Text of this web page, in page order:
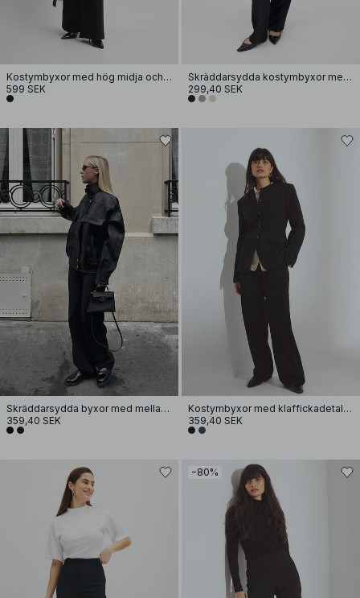
Kostymbyxor med hög midja och vida ben
599 SEK
Skräddarsydda kostymbyxor med mellanhög midja
299,40 SEK
Skräddarsydda byxor med mellanhög midja
359,40 SEK
Kostymbyxor med klaffickadetaljer
359,40 SEK
−80%